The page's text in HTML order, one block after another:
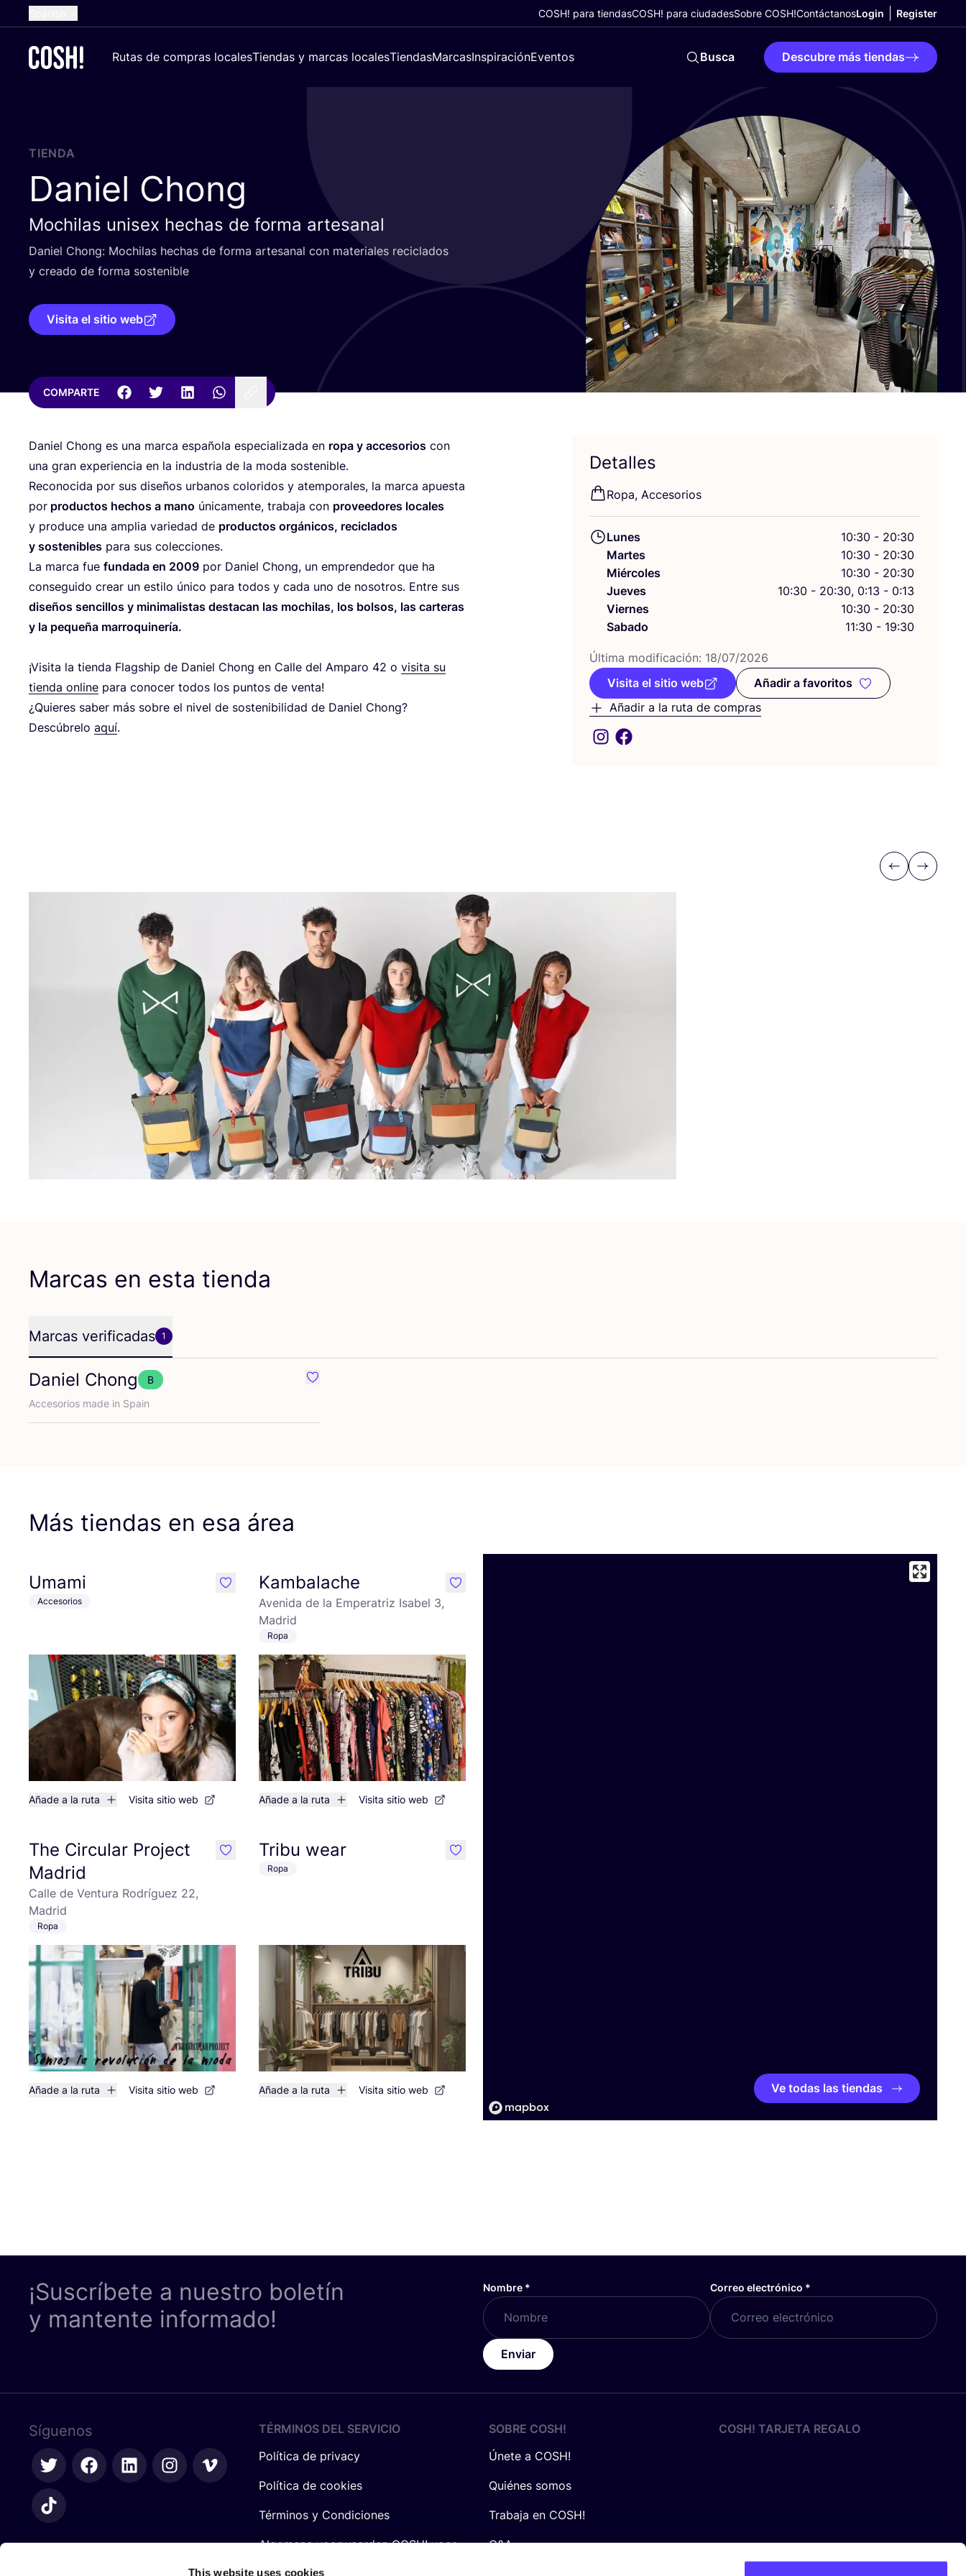
This website uses cookies
Dutch
Croatian
COSH! para tiendasCOSH! para ciudadesSobre COSH!ContáctanosLogin Register
Rutas de compras localesTiendas y marcas localesTiendasMarcasInspiraciónEventos Busca Descubre más tiendas
TIENDA
Daniel Chong
Mochilas unisex hechas de forma artesanal
Daniel Chong: Mochi­las hechas de for­ma arte­sa­nal con mate­ria­les reci­cla­dos
y crea­do de for­ma sostenible
Visita el sitio web
COMPARTE
Daniel Chong es una mar­ca espa­ño­la espe­cia­li­za­da en ropa y acce­so­rios con
una gran expe­rien­cia en la indus­tria de la moda sostenible.
Reco­no­ci­da por sus dise­ños urba­nos colo­ri­dos y atem­po­ra­les, la mar­ca apues­ta
por pro­duc­tos hechos a mano úni­ca­men­te, tra­ba­ja con pro­vee­do­res loca­les
y pro­du­ce una amplia varie­dad de pro­duc­tos orgá­ni­cos, reci­cla­dos
y sos­te­ni­bles para sus colecciones.
La mar­ca fue fun­da­da en 2009 por Daniel Chong, un empren­de­dor que ha
con­se­gui­do crear un esti­lo úni­co para todos y cada uno de noso­tros. Entre sus
dise­ños sen­ci­llos y mini­ma­lis­tas des­ta­can las mochi­las, los bol­sos, las car­te­ras
y la peque­ña marroquinería.
¡Visi­ta la tien­da Flagship de Daniel Chong en Calle del Ampa­ro 42 o visi­ta su
tien­da onli­ne para cono­cer todos los pun­tos de venta!
¿Quie­res saber más sobre el nivel de sos­te­ni­bi­li­dad de Daniel Chong?
Des­cú­bre­lo aquí.
Detalles
Ropa, Acce­so­rios
Lunes
10:30 - 20:30
Martes
10:30 - 20:30
Miércoles
10:30 - 20:30
Jueves
10:30 - 20:30, 0:13 - 0:13
Viernes
10:30 - 20:30
Sabado
11:30 - 19:30
Últi­ma modi­fi­ca­ción: 18/07/2026
Visita el sitio web
Añadir a favoritos
Añadir a favoritos
Añadir a la ruta de compras
Previous
Next
Marcas en esta tienda
Marcas verificadas 1
Daniel Chong
B
Acce­so­rios made in Spain
Favoritos {nombre}
Más tiendas en esa área
Umami
Accesorios
Añade a la ruta Visita sitio web
like Kambalache
Avenida de la Emperatriz Isabel 3,
Madrid
Ropa
Añade a la ruta Visita sitio web
like
The Circular Project
Madrid
Calle de Ventura Rodríguez 22,
Madrid
Ropa
Añade a la ruta Visita sitio web
like Tribu wear
Ropa
Añade a la ruta Visita sitio web
like
Ve todas las tiendas
¡Suscríbete a nuestro boletín
y mantente informado!
Nombre * Correo electrónico *
Enviar
Síguenos
TÉRMINOS DEL SERVICIO
Política de privacy
Política de cookies
Términos y Condiciones
Algemene voorwaarden COSH! voor
SOBRE COSH!
Únete a COSH!
Quiénes somos
Trabaja en COSH!
Q&A
COSH! TARJETA REGALO